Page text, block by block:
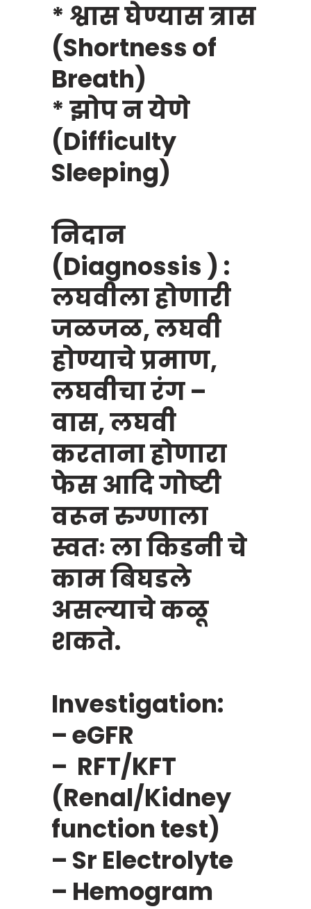
* श्वास घेण्यास त्रास
(Shortness of
Breath)
* झोप न येणे
(Difficulty
Sleeping)
निदान
(Diagnossis ) :
लघवीला होणारी
जळजळ, लघवी
होण्याचे प्रमाण,
लघवीचा रंग –
वास, लघवी
करताना होणारा
फेस आदि गोष्टी
वरून रुग्णाला
स्वतः ला किडनी चे
काम बिघडले
असल्याचे कळू
शकते.
Investigation:
– eGFR
– RFT/KFT
(Renal/Kidney
function test)
– Sr Electrolyte
– Hemogram